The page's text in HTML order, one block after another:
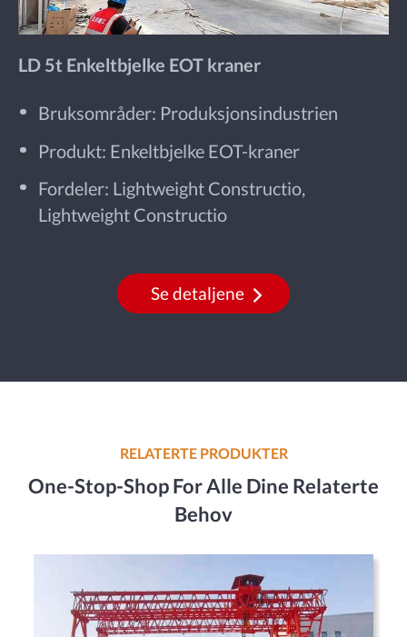
LD 5t Enkeltbjelke EOT kraner
Bruksområder: Produksjonsindustrien
Produkt: Enkeltbjelke EOT-kraner
Fordeler: Lightweight Constructio,
Lightweight Constructio
Se detaljene
RELATERTE PRODUKTER
One-Stop-Shop For Alle Dine Relaterte
Behov